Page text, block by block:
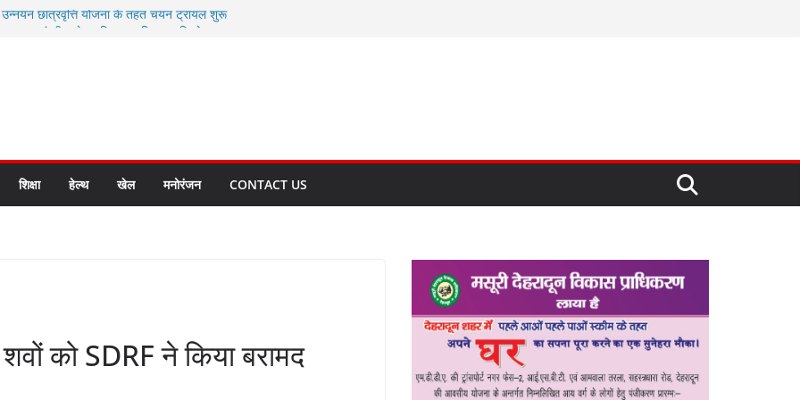
उन्नयन छात्रवृत्ति योजना के तहत चयन ट्रायल शुरू
के लिए अल्मोड़ा की गर्विता भाकुनी का
मित्र कैडेट्स का हुआ है चयन
सबसे बड़ी ताकत : मुख्यमंत्री पुष्कर सिंह धामी
बनाने के संकल्प को करना होगा साकार- मुख्यमंत्री
शिक्षा हेल्थ खेल मनोरंजन CONTACT US
को SDRF ने किया बरामद